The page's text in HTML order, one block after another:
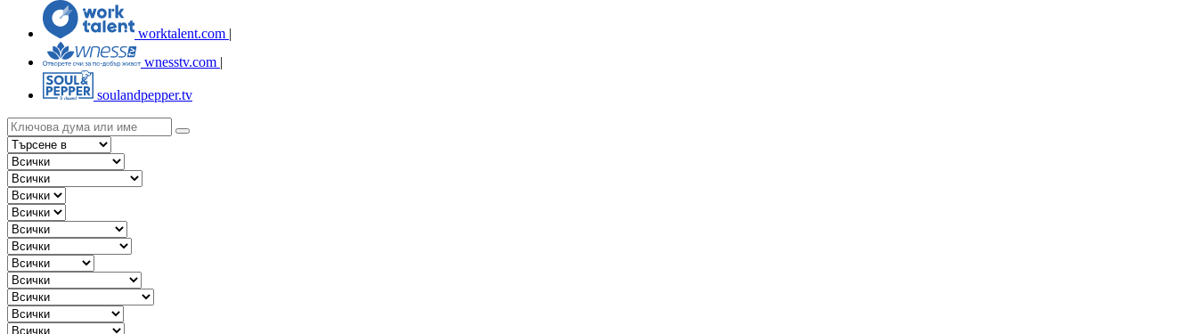
worktalent.com |
wnesstv.com |
soulandpepper.tv